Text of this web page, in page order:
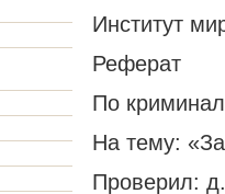
Институт
Реферат
По
На тему:
Проверил: